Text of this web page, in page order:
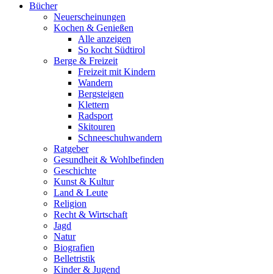
Bücher
Neuerscheinungen
Kochen & Genießen
Alle anzeigen
So kocht Südtirol
Berge & Freizeit
Freizeit mit Kindern
Wandern
Bergsteigen
Klettern
Radsport
Skitouren
Schneeschuhwandern
Ratgeber
Gesundheit & Wohlbefinden
Geschichte
Kunst & Kultur
Land & Leute
Religion
Recht & Wirtschaft
Jagd
Natur
Biografien
Belletristik
Kinder & Jugend